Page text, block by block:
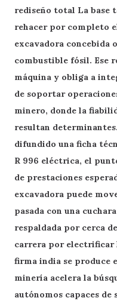
rediseño total La base
rehacer por completo
excavadora concebida
combustible fósil. Ese
máquina y obliga a
de soportar
minero, donde la
resultan
difundido una ficha
R 996 eléctrica, el
de prestaciones
excavadora puede
pasada con una
respaldada por cerca
carrera por electrificar
firma india se produce
minería acelera la
autónomos capaces